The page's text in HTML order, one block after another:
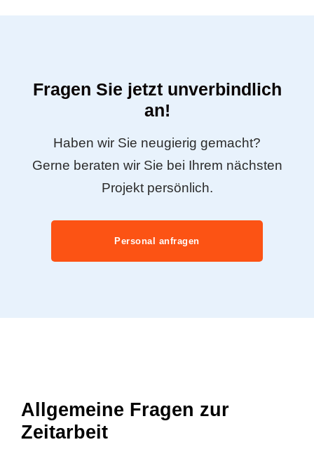
Fragen Sie jetzt unverbindlich
an!
Haben wir Sie neugierig gemacht?
Gerne beraten wir Sie bei Ihrem nächsten
Projekt persönlich.
Personal anfragen
Allgemeine Fragen zur
Zeitarbeit